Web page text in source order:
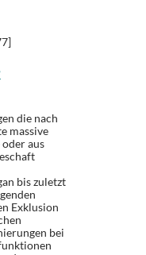
die nach
massive
aus
bis zuletzt
Exklusion
bei